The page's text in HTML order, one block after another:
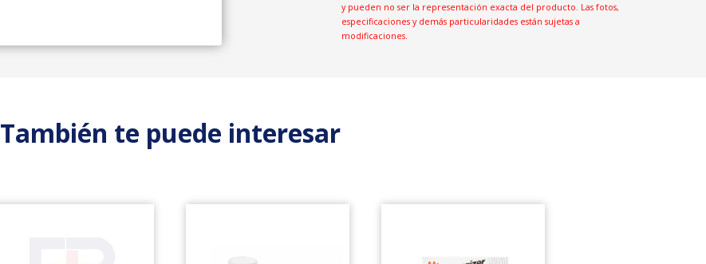
y pueden no ser la representación exacta del producto. Las fotos,
especificaciones y demás particularidades están sujetas a
modificaciones.
También te puede interesar